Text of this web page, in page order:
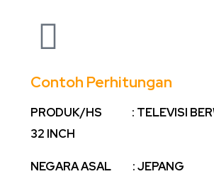
Contoh Perhitungan
PRODUK/HS : TELEVISI
32 INCH
NEGARA ASAL : JEPANG